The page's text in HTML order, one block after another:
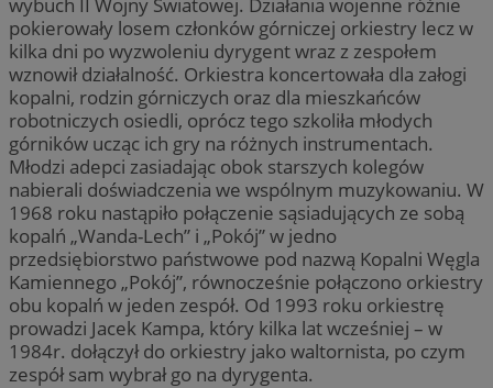
pokierowały losem członków górniczej orkiestry lecz w
kilka dni po wyzwoleniu dyrygent wraz z zespołem
wznowił działalność. Orkiestra koncertowała dla załogi
kopalni, rodzin górniczych oraz dla mieszkańców
robotniczych osiedli, oprócz tego szkoliła młodych
górników ucząc ich gry na różnych instrumentach.
Młodzi adepci zasiadając obok starszych kolegów
nabierali doświadczenia we wspólnym muzykowaniu. W
1968 roku nastąpiło połączenie sąsiadujących ze sobą
kopalń „Wanda-Lech” i „Pokój” w jedno
przedsiębiorstwo państwowe pod nazwą Kopalni Węgla
Kamiennego „Pokój”, równocześnie połączono orkiestry
obu kopalń w jeden zespół. Od 1993 roku orkiestrę
prowadzi Jacek Kampa, który kilka lat wcześniej – w
1984r. dołączył do orkiestry jako waltornista, po czym
zespół sam wybrał go na dyrygenta.